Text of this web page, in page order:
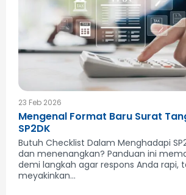
23 Feb 2026
Mengenal Format Baru Surat
SP2DK
Butuh Checklist Dalam Menghadapi
dan menenangkan? Panduan ini
demi langkah agar respons Anda rapi,
meyakinkan...